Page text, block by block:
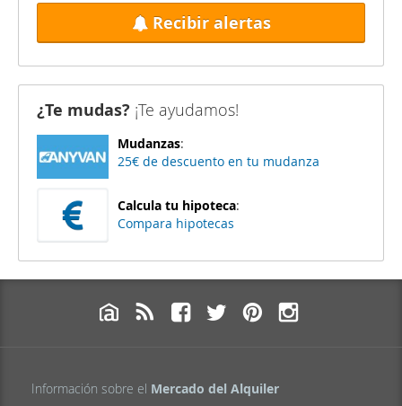
Recibir alertas
¿Te mudas? ¡Te ayudamos!
Mudanzas:
25€ de descuento en tu mudanza
Calcula tu hipoteca:
Compara hipotecas
Información sobre el Mercado del Alquiler